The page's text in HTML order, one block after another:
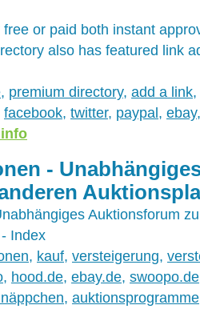
or paid both instant
also has featured link
, premium directory, add a link,
facebook, twitter, paypal, ebay
-
Auktionsforum
Index
, kauf, versteigerung,
, hood.de, ebay.de, swoopo.de
, auktionsprogramme